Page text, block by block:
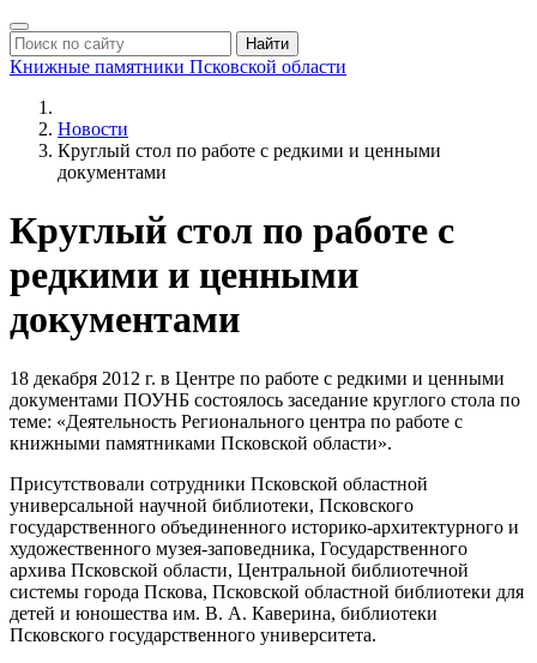
Найти
Книжные памятники Псковской области
Новости
Круглый стол по работе с редкими и ценными
документами
Круглый стол по работе с
редкими и ценными
документами
18 декабря 2012 г. в Центре по работе с редкими и ценными
документами ПОУНБ состоялось заседание круглого стола по
теме: «Деятельность Регионального центра по работе с
книжными памятниками Псковской области».
Присутствовали сотрудники Псковской областной
универсальной научной библиотеки, Псковского
государственного объединенного историко-архитектурного и
художественного музея-заповедника, Государственного
архива Псковской области, Центральной библиотечной
системы города Пскова, Псковской областной библиотеки для
детей и юношества им. В. А. Каверина, библиотеки
Псковского государственного университета.